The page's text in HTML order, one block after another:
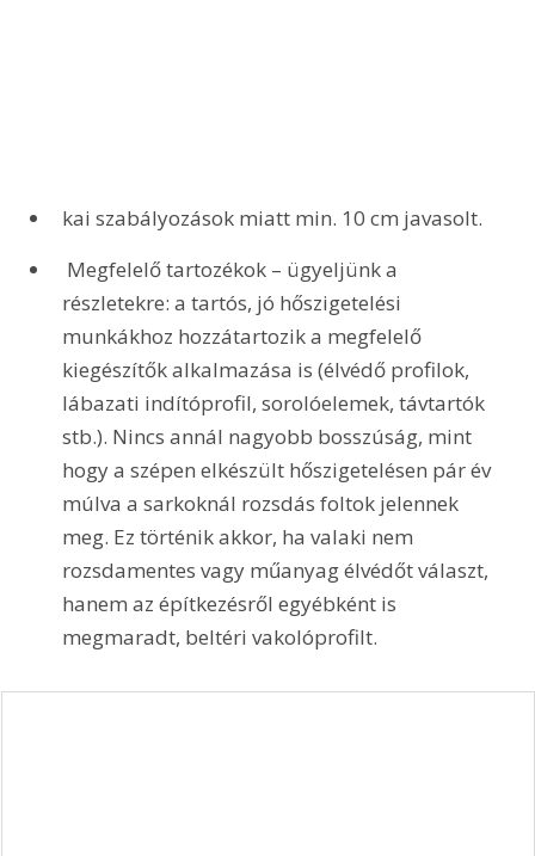
kai szabályozások miatt min. 10 cm javasolt.
részletekre: a tartós, jó hőszigetelési
munkákhoz hozzátartozik a megfelelő
kiegészítők alkalmazása is (élvédő profilok,
lábazati indítóprofil, sorolóelemek, távtartók
stb.). Nincs annál nagyobb bosszúság, mint
hogy a szépen elkészült hőszigetelésen pár év
múlva a sarkoknál rozsdás foltok jelennek
meg. Ez történik akkor, ha valaki nem
rozsdamentes vagy műanyag élvédőt választ,
hanem az építkezésről egyébként is
megmaradt, beltéri vakolóprofilt.